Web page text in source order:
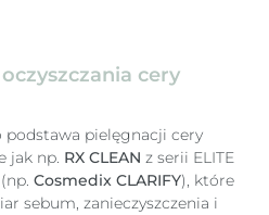
cery
podstawa pielęgnacji cery
jak np. RX CLEAN z serii ELITE
Cosmedix CLARIFY), które
sebum, zanieczyszczenia i